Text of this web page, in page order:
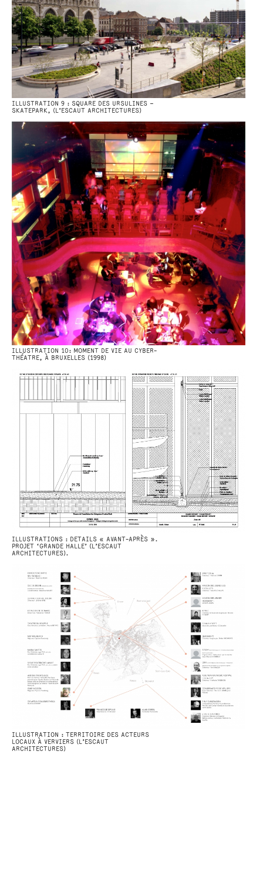
ILLUSTRATION 9 : SQUARE DES URSULINES –
SKATEPARK, (L’ESCAUT ARCHITECTURES)
ILLUSTRATION 10: MOMENT DE VIE AU CYBER-
THÉATRE, À BRUXELLES (1998)
ILLUSTRATIONS : DETAILS « AVANT-APRÈS ».
PROJET ‘GRANDE HALLE’ (L’ESCAUT
ARCHITECTURES).
ILLUSTRATION : TERRITOIRE DES ACTEURS
LOCAUX À VERVIERS (L’ESCAUT
ARCHITECTURES)